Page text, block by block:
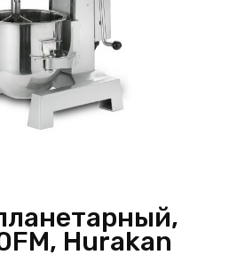
Hurakan